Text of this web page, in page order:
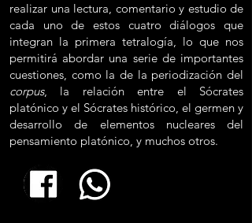
realizar una lectura, comentario y estudio de
cada uno de estos cuatro diálogos que
integran la primera tetralogía, lo que nos
permitirá abordar una serie de importantes
cuestiones, como la de la periodización del
corpus, la relación entre el Sócrates
platónico y el Sócrates histórico, el germen y
desarrollo de elementos nucleares del
pensamiento platónico, y muchos otros.